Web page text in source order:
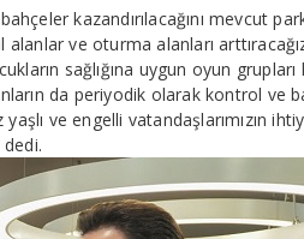
kazandırılacağını mevcut
ve oturma alanları
sağlığına uygun oyun grupları
da periyodik olarak kontrol ve
ve engelli vatandaşlarımızın